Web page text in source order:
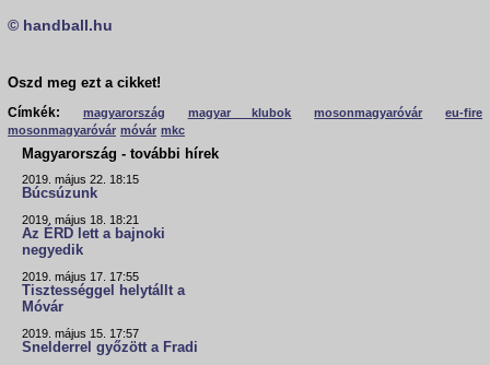
© handball.hu
Oszd meg ezt a cikket!
Címkék:
magyarország magyar klubok mosonmagyaróvár
eu-fire
mosonmagyaróvár móvár mkc
Magyarország - további hírek
2019. május 22. 18:15
Búcsúzunk
2019. május 18. 18:21
Az ÉRD lett a bajnoki
negyedik
2019. május 17. 17:55
Tisztességgel helytállt a
Móvár
2019. május 15. 17:57
Snelderrel győzött a Fradi